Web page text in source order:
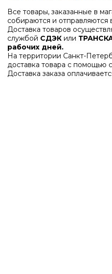
Все товары, заказанные в
собираются и отправляются
Доставка товаров
службой СДЭК или
рабочих дней.
На территории Санкт-
доставка товара с помощью
Доставка заказа